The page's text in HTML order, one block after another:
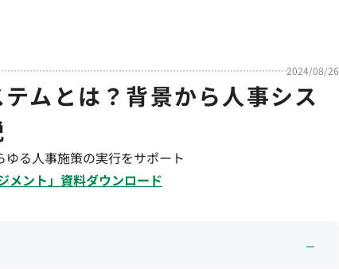
2024/08/26
ムとは？背景から人事シス
る人事施策の実行をサポート
メント」資料ダウンロード